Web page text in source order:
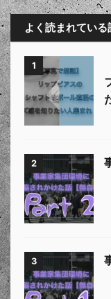
よく読まれている
1
2
3